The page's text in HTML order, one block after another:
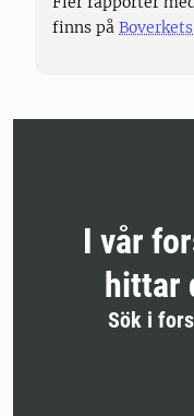
finns på
I vår
hittar
Sök i